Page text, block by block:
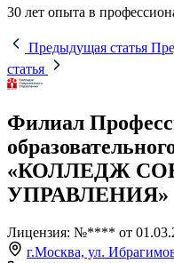
30 лет опыта в
Предыдущая статья
статья
Филиал
«КОЛЛЕДЖ
УПРАВЛЕНИЯ»
Лицензия: №**** от
г.Москва, ул.